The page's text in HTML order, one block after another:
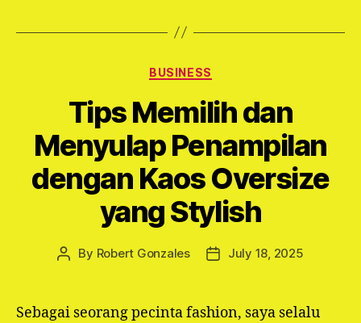
Categories
BUSINESS
Tips Memilih dan
Menyulap Penampilan
dengan Kaos Oversize
yang Stylish
Post
By Robert Gonzales
PostJuly 18, 2025
Sebagai seorang pecinta fashion, saya selalu